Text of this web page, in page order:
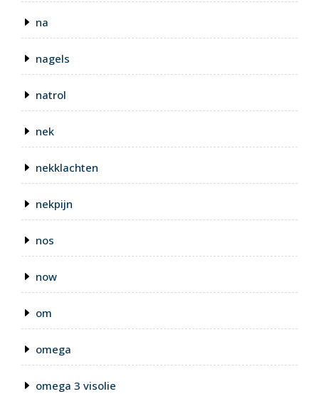
na
nagels
natrol
nek
nekklachten
nekpijn
nos
now
om
omega
omega 3 visolie